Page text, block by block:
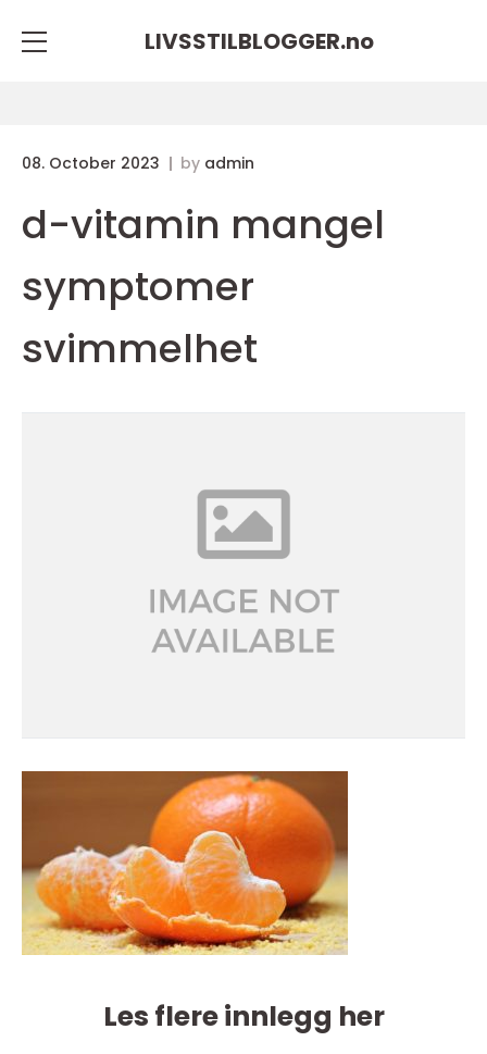
LIVSSTILBLOGGER.no
08. October 2023 by admin
d-vitamin mangel
symptomer
svimmelhet
Les flere innlegg her